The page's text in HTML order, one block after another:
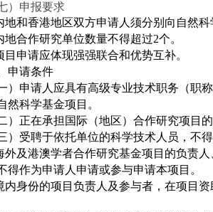
）申报要求
地和香港地区双方申请人须分别向自然
地合作研究单位数量不得超过2个。
目申请应体现强强联合和优势互补。
申请条件
一）申请人应具有高级专业技术职务（职
然科学基金项目。
二）正在承担国际（地区）合作研究项目
三）受聘于依托单位的科学技术人员，不
外及港澳学者合作研究基金项目的负责
得作为申请人申请或参与申请本项目。
内身份的项目负责人及参与者，在项目